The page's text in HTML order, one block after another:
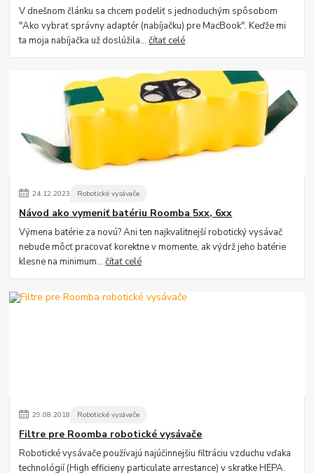
V dnešnom článku sa chcem podeliť s jednoduchým spôsobom
"Ako vybrať správny adaptér (nabíjačku) pre MacBook". Keďže mi
ta moja nabíjačka už doslúžila...čítať celé
24.12.2023 Robotické vysávače
Návod ako vymeniť batériu Roomba 5xx, 6xx
Výmena batérie za novú? Ani ten najkvalitnejší robotický vysávač
nebude môcť pracovať korektne v momente, ak výdrž jeho batérie
klesne na minimum...čítať celé
29.08.2018 Robotické vysávače
Filtre pre Roomba robotické vysávače
Robotické vysávače používajú najúčinnejšiu filtráciu vzduchu vďaka
technológií (High efficieny particulate arrestance) v skratke HEPA.